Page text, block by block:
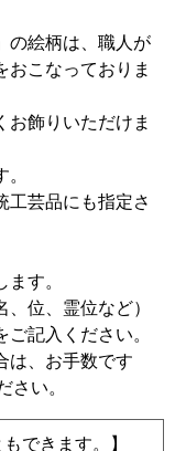
の絵柄は、職人が
おこなっておりま
お飾りいただけま
工芸品にも指定さ
す。
位、霊位など）
記入ください。
は、お手数です
さい。
できます。】